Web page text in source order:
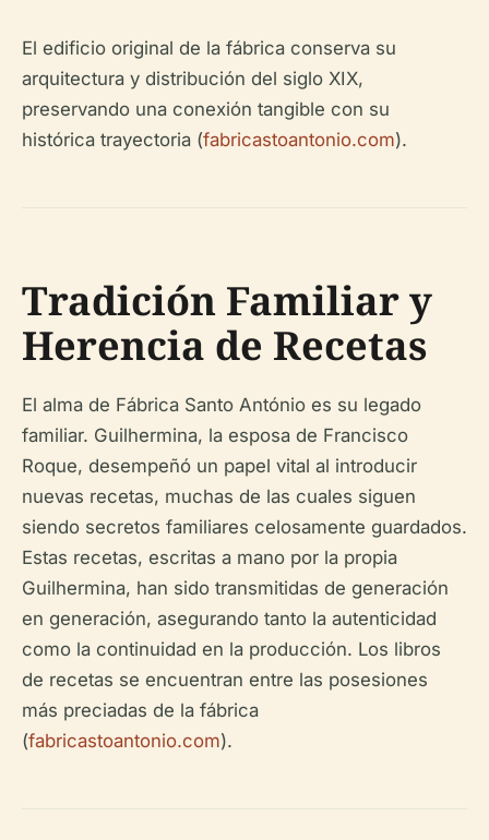
El edificio original de la fábrica conserva su
arquitectura y distribución del siglo XIX,
preservando una conexión tangible con su
histórica trayectoria (fabricastoantonio.com).
Tradición Familiar y
Herencia de Recetas
El alma de Fábrica Santo António es su legado
familiar. Guilhermina, la esposa de Francisco
Roque, desempeñó un papel vital al introducir
nuevas recetas, muchas de las cuales siguen
siendo secretos familiares celosamente guardados.
Estas recetas, escritas a mano por la propia
Guilhermina, han sido transmitidas de generación
en generación, asegurando tanto la autenticidad
como la continuidad en la producción. Los libros
de recetas se encuentran entre las posesiones
más preciadas de la fábrica
(fabricastoantonio.com).